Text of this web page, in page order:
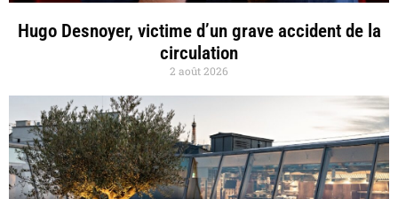
Hugo Desnoyer, victime d’un grave accident de la
circulation
2 août 2026